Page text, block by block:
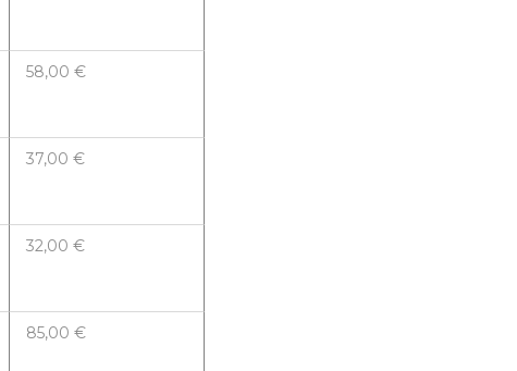
58,00 €
37,00 €
32,00 €
85,00 €